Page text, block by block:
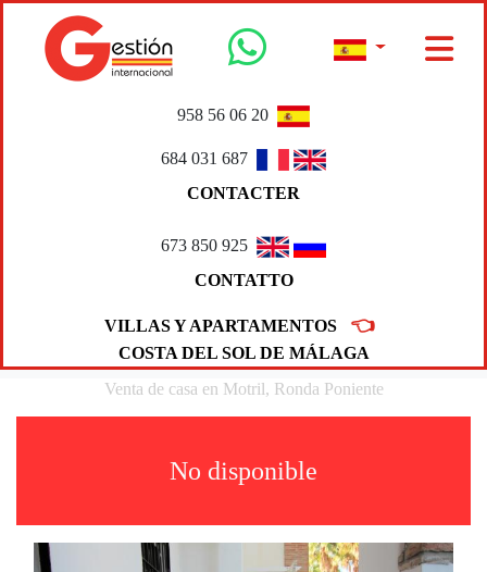
958 56 06 20
684 031 687
CONTACTER
673 850 925
CONTATTO
VILLAS Y APARTAMENTOS 👈
COSTA DEL SOL DE MÁLAGA
Venta de casa en Motril, Ronda Poniente
No disponible